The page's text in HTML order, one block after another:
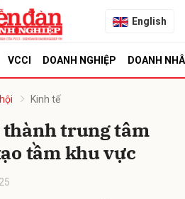
English
VCCI DOANH NGHIỆP DOANH
Kinh tế
thành trung tâm
tầm khu vực